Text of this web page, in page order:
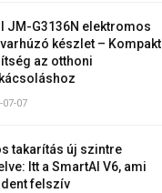
JM-G3136N elektromos
készlet – Kompakt
az otthoni
07-07
takarítás új szintre
Itt a SmartAI V6, ami
felszív